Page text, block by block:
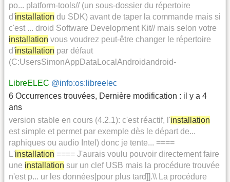
po... platform-tools// (un sous-dossier du répertoire
d'installation du SDK) avant de taper la commande mais si
c'est ... droid Software Development Kit// mais selon votre
installation vous voudrez peut-être changer le répertoire
d'installation par défaut
(C:UsersSimonAppDataLocalAndroidandroid-
LibreELEC @info:os:libreelec
6 Occurrences trouvées, Dernière modification : il y a 4
ans
version stable en cours (4.2.1): c'est réactif, l'installation
est simple et permet par exemple dès le départ de...
raphiques ou audio Intel) donc je tente... ====
L'installation ==== J'aurais voulu pouvoir directement faire
une installation sur un clef USB mais la procédure trouvée
n'est p... ur les données|pour plus tard]].\\ La procédure